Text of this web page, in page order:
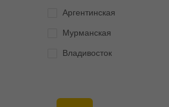
Аргентинская
Мурманская
Владивосток